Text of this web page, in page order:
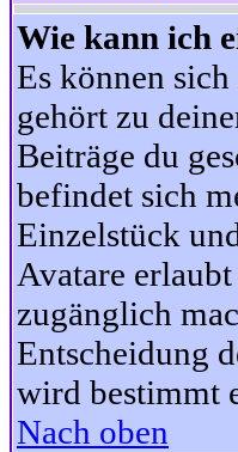
Wie kann ich
Es können
gehört zu
Beiträge du
befindet sich
Einzelstück
Avatare
zugänglich
Entscheidung
wird bestimmt
Nach oben